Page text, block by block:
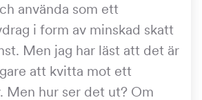
använda som ett
i form av minskad skatt
Men jag har läst att det är
att kvitta mot ett
Men hur ser det ut? Om